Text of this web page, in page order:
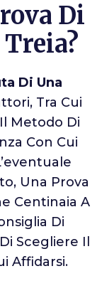
Di
Di Una
Tra Cui
Metodo Di
Con Cui
Una Prova
Centinaia A
Di
Scegliere Il
Affidarsi.